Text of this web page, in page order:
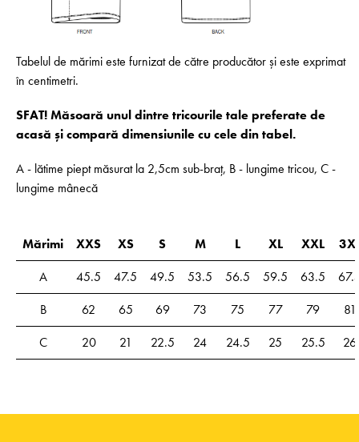
Tabelul de mărimi este furnizat de către producător și este exprimat
în centimetri.
SFAT! Măsoară unul dintre tricourile tale preferate de
acasă și compară dimensiunile cu cele din tabel.
A - lătime piept măsurat la 2,5cm sub-braț, B - lungime tricou, C -
lungime mânecă
Mărimi XXS XS S M L XL XXL
A
45.5 47.5 49.5 53.5 56.5 59.5 63.5
B
62 65 69 73 75 77 79
81
C
20 21 22.5 24 24.5 25 25.5 26